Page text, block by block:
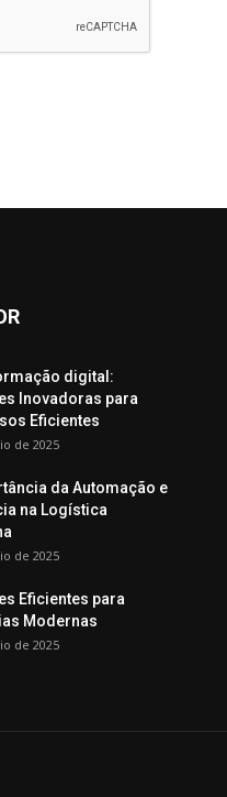
digital:
Inovadoras para
Eficientes
de 2025
da Automação e
na Logística
de 2025
Eficientes para
Modernas
de 2025